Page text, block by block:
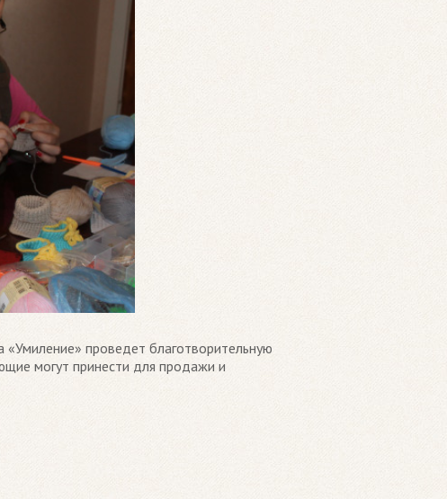
проведет благотворительную
могут принести для продажи и